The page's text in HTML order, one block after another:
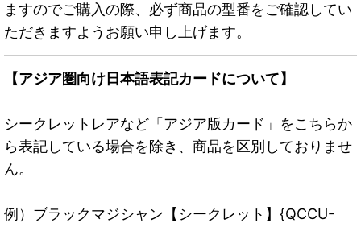
ますのでご購入の際、必ず商品の型番をご確認してい
ただきますようお願い申し上げます。
【アジア圏向け日本語表記カードについて】
シークレットレアなど「アジア版カード」をこちらか
ら表記している場合を除き、商品を区別しておりませ
ん。
例）ブラックマジシャン【シークレット】{QCCU-